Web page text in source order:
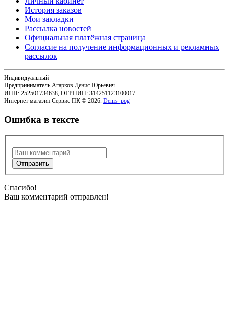
История заказов
Мои закладки
Рассылка новостей
Официальная платёжная страница
Согласие на получение информационных и рекламных
рассылок
Индивидуальный
Предприниматель Агарков Денис Юрьевич
ИНН: 252501734638, ОГРНИП: 314251123100017
Интернет магазин Сервис ПК © 2026. Denis_pog
Ошибка в тексте
Спасибо!
Ваш комментарий отправлен!